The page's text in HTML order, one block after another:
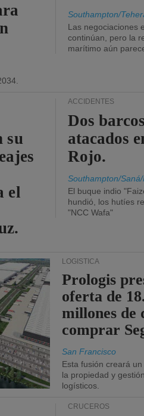
Southampton/
Las negociaciones
continúan, pero la
marítimo aún
su
el
ACCIDENTES
Dos
atacados
Rojo.
Southampton/
El buque indio
hundió, los hutíes
"NCC Wafa"
LOGÍSTICA
Prologis
oferta de
millones de
comprar
San Francisco
Esta fusión creará
la propiedad y
logísticos.
CRUCEROS